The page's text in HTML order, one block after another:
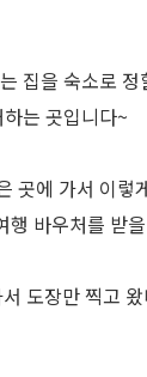
집을 숙소로 정
하는 곳입니다~
곳에 가서 이렇
행 바우처를 받
도장만 찍고